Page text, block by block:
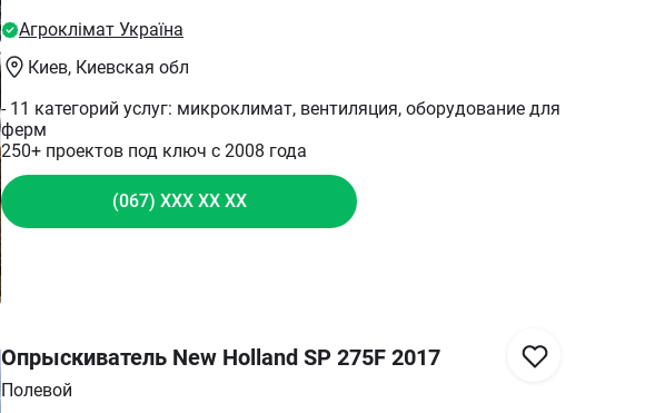
Опрыскиватель New Holland SP 275F 2017
Полевой
Агроклімат Україна
Киев, Киевская обл
- 11 категорий услуг: микроклимат, вентиляция, оборудование для
ферм
250+ проектов под ключ с 2008 года
(067) XXX XX XX